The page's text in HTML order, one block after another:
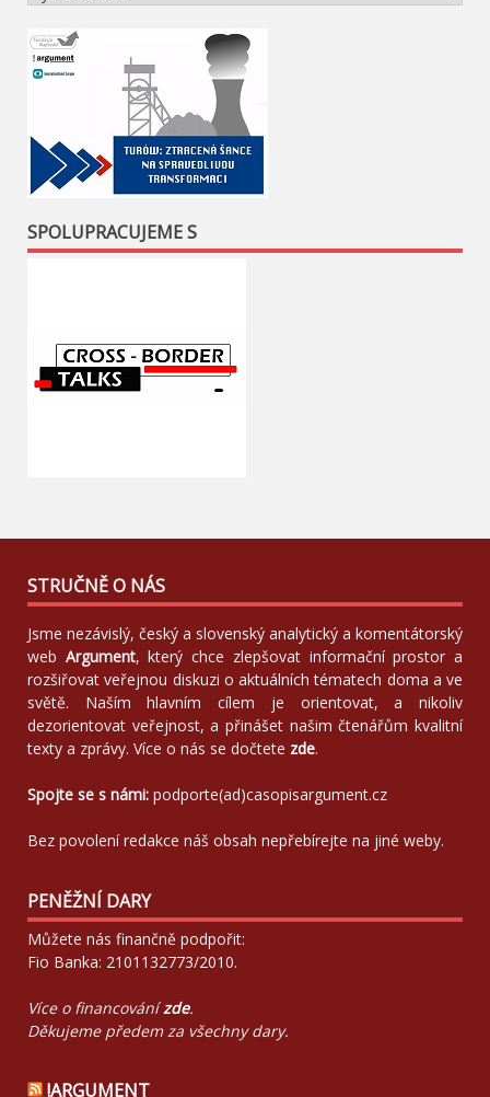
SPOLUPRACUJEME S
STRUČNĚ O NÁS
Jsme nezávislý, český a slovenský analytický a komentátorský
web Argument, který chce zlepšovat informační prostor a
rozšiřovat veřejnou diskuzi o aktuálních tématech doma a ve
světě. Naším hlavním cílem je orientovat, a nikoliv
dezorientovat veřejnost, a přinášet našim čtenářům kvalitní
texty a zprávy. Více o nás se dočtete zde.
Spojte se s námi: podporte(ad)casopisargument.cz
Bez povolení redakce náš obsah nepřebírejte na jiné weby.
PENĚŽNÍ DARY
Můžete nás finančně podpořit:
Fio Banka: 2101132773/2010.
Více o financovánízde.
Děkujeme předem za všechny dary.
!ARGUMENT